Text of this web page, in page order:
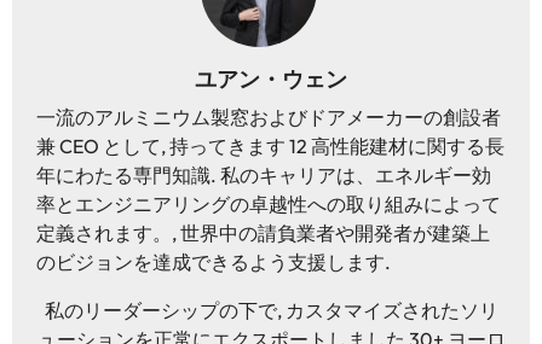
ユアン・ウェン
一流のアルミニウム製窓およびドアメーカーの創設者
兼 CEO として, 持ってきます 12 高性能建材に関する長
年にわたる専門知識. 私のキャリアは、エネルギー効
率とエンジニアリングの卓越性への取り組みによって
定義されます。, 世界中の請負業者や開発者が建築上
のビジョンを達成できるよう支援します.
私のリーダーシップの下で, カスタマイズされたソリ